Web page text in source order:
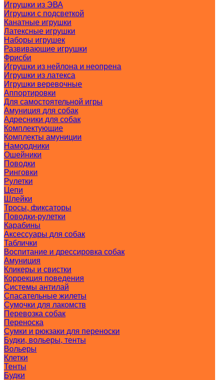
Игрушки из ЭВА
Игрушки с подсветкой
Канатные игрушки
Латексные игрушки
Наборы игрушек
Развивающие игрушки
Фрисби
Игрушки из нейлона и неопрена
Игрушки из латекса
Игрушки веревочные
Аппортировки
Для самостоятельной игры
Амуниция для собак
Адресники для собак
Комплектующие
Комплекты амуниции
Намордники
Ошейники
Поводки
Ринговки
Рулетки
Цепи
Шлейки
Тросы, фиксаторы
Поводки-рулетки
Карабины
Аксессуары для собак
Таблички
Воспитание и дрессировка собак
Амуниция
Кликеры и свистки
Коррекция поведения
Системы антилай
Спасательные жилеты
Сумочки для лакомств
Перевозка собак
Переноска
Сумки и рюкзаки для переноски
Будки, вольеры, тенты
Вольеры
Клетки
Тенты
Будки